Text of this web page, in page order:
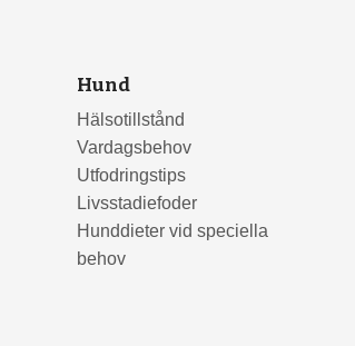
Hund
Hälsotillstånd
Vardagsbehov
Utfodringstips
Livsstadiefoder
Hunddieter vid speciella
behov